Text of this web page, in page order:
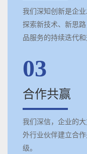
我们深知创新是企
探索新技术、新思
品服务的持续迭代和
03
合作共赢
我们深信，企业的
外行业伙伴建立合
级。